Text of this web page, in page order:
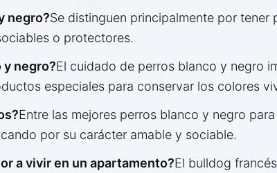
negro?Se distinguen principalmente por tener
o protectores.
negro?El cuidado de perros blanco y negro
especiales para conservar los colores
Entre las mejores perros blanco y negro
por su carácter amable y sociable.
a vivir en un apartamento?El bulldog